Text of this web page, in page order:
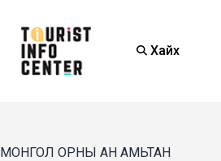
Хайх
МОНГОЛ ОРНЫ АН АМЬТАН